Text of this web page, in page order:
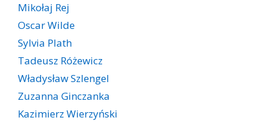
Mikołaj Rej
Oscar Wilde
Sylvia Plath
Tadeusz Różewicz
Władysław Szlengel
Zuzanna Ginczanka
Kazimierz Wierzyński